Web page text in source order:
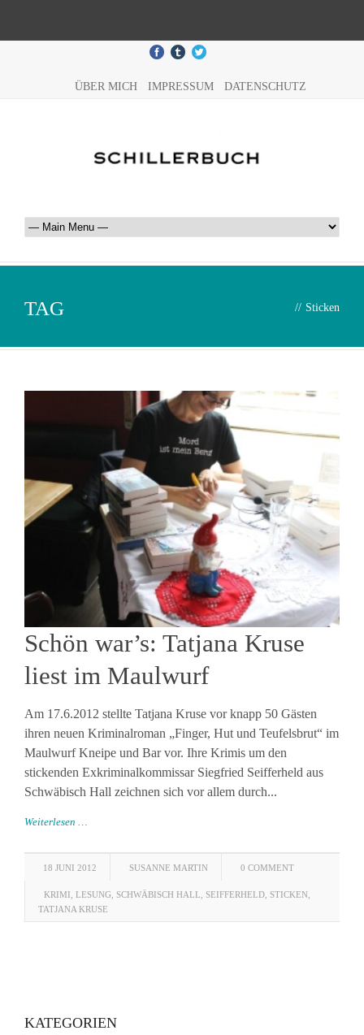
ÜBER MICH IMPRESSUM DATENSCHUTZ
TAG // Sticken
Schön war’s: Tatjana Kruse
liest im Maulwurf
Am 17.6.2012 stellte Tatjana Kruse vor knapp 50 Gästen
ihren neuen Kriminalroman „Finger, Hut und Teufelsbrut“ im
Maulwurf Kneipe und Bar vor. Ihre Krimis um den
stickenden Exkriminalkommissar Siegfried Seifferheld aus
Schwäbisch Hall zeichnen sich vor allem durch...
Weiterlesen …
18 JUNI 2012 SUSANNE MARTIN 0 COMMENT
KRIMI LESUNG SCHWÄBISCH HALL SEIFFERHELD STICKEN
TATJANA KRUSE
KATEGORIEN